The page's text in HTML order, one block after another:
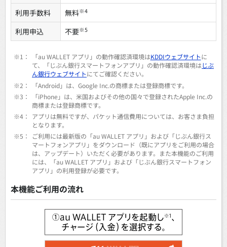
利用手数料
無料※4
利用申込 不要※5
※1： 「au WALLET アプリ」の動作確認済環境はKDDIウェブサイトに
て、「じぶん銀行スマートフォンアプリ」の動作確認済環境はじぶ
ん銀行ウェブサイトにてご確認ください。
※2：
「Android」は、Google Inc.の商標または登録商標です。
※3：
「iPhone」は、米国およびその他の国々で登録されたApple Inc.の
商標または登録商標です。
※4：
アプリは無料ですが、パケット通信費用については、お客さま負担
となります。
※5：
ご利用には最新版の「au WALLET アプリ」および「じぶん銀行ス
マートフォンアプリ」をダウンロード（既にアプリをご利用の場合
は、アップデート）いただく必要があります。また本機能のご利用
には、「au WALLET アプリ」および「じぶん銀行スマートフォン
アプリ」の利用登録が必要です。
本機能ご利用の流れ